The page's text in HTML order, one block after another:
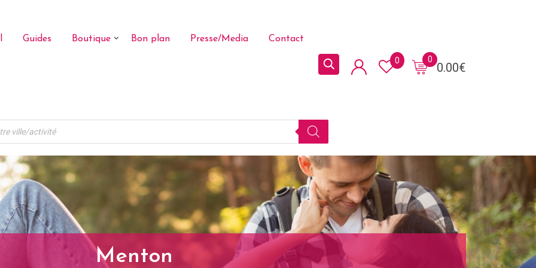
Guides Boutique Bon plan Presse/Media Contact
0.00€
0
0
Menton